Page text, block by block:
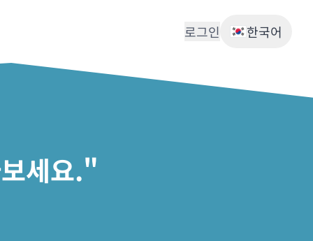
로그인 한국어
세요."